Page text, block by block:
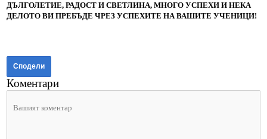
ДЪЛГОЛЕТИЕ, РАДОСТ И СВЕТЛИНА, МНОГО УСПЕХИ И НЕКА
ДЕЛОТО ВИ ПРЕБЪДЕ ЧРЕЗ УСПЕХИТЕ НА ВАШИТЕ УЧЕНИЦИ!
Сподели
Коментари